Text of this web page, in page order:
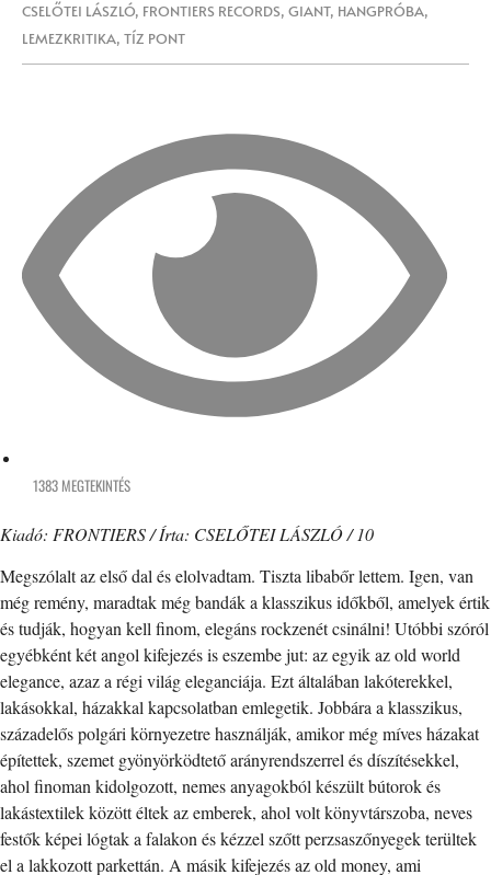
CSELŐTEI LÁSZLÓ, FRONTIERS RECORDS, GIANT, HANGPRÓBA,
LEMEZKRITIKA, TÍZ PONT
1383 MEGTEKINTÉS
Kiadó: FRONTIERS / Írta: CSELŐTEI LÁSZLÓ / 10
Megszólalt az első dal és elolvadtam. Tiszta libabőr lettem. Igen, van
még remény, maradtak még bandák a klasszikus időkből, amelyek értik
és tudják, hogyan kell finom, elegáns rockzenét csinálni! Utóbbi szóról
egyébként két angol kifejezés is eszembe jut: az egyik az old world
elegance, azaz a régi világ eleganciája. Ezt általában lakóterekkel,
lakásokkal, házakkal kapcsolatban emlegetik. Jobbára a klasszikus,
századelős polgári környezetre használják, amikor még míves házakat
építettek, szemet gyönyörködtető arányrendszerrel és díszítésekkel,
ahol finoman kidolgozott, nemes anyagokból készült bútorok és
lakástextilek között éltek az emberek, ahol volt könyvtárszoba, neves
festők képei lógtak a falakon és kézzel szőtt perzsaszőnyegek terültek
el a lakkozott parkettán. A másik kifejezés az old money, ami